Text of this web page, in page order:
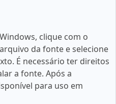
clique com o
da fonte e selecione
É necessário ter direitos
a fonte. Após a
para uso em